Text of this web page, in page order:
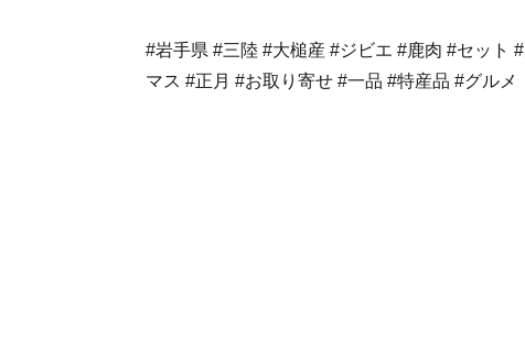
#岩手県 #三陸 #大槌産 #ジビエ #鹿肉 #セット
マス #正月 #お取り寄せ #一品 #特産品 #グルメ